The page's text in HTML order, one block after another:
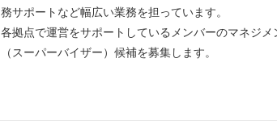
務サポートなど幅広い業務を担っています。
各拠点で運営をサポートしているメンバーのマネジ
（スーパーバイザー）候補を募集します。